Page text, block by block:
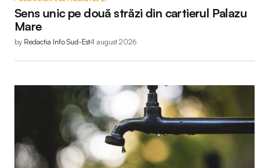
Sens unic pe două străzi din cartierul Palazu
Mare
by Redactia Info Sud-Est4 august 2026